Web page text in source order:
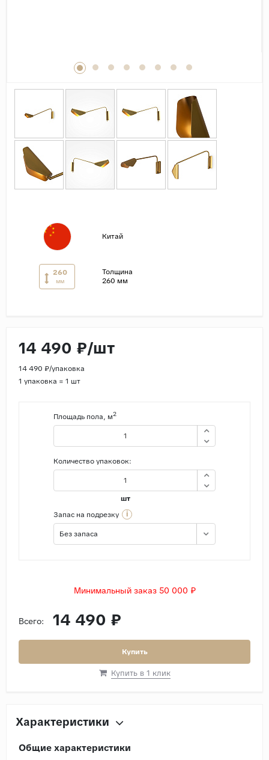
Поверхность
Матовая
Лаппатированная
Сатинированная
Карвинг
Китай
260
мм
Толщина
260 мм
14 490 ₽/шт
14 490 ₽/упаковка
1 упаковка = 1 шт
Площадь пола, м2
Количество упаковок:
шт
Запас на подрезку
i
Без запаса
Минимальный заказ 50 000 ₽
Всего: 14 490 ₽
Купить
Купить в 1 клик
Характеристики
Общие характеристики